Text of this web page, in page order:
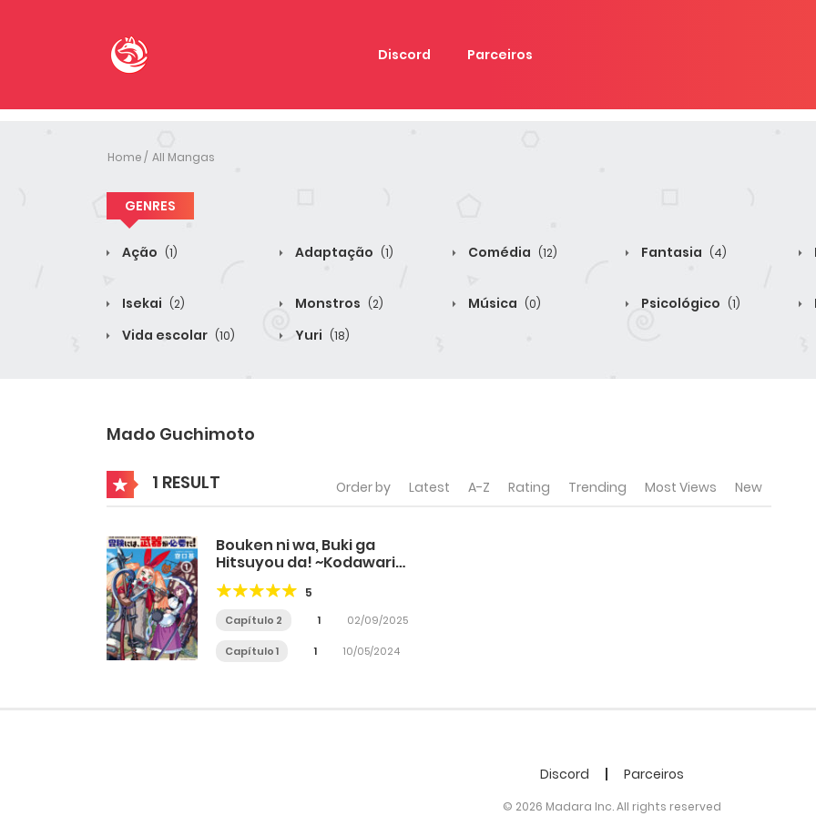
Discord Parceiros
Home All Mangas
GENRES
Ação (1) Adaptação (1) Comédia (12) Fantasia (4)
Isekai (2) Monstros (2) Música (0) Psicológico (1)
Vida escolar (10) Yuri (18)
Mado Guchimoto
1 RESULT Order by Latest A-Z Rating Trending Most Views New
Bouken ni wa, Buki ga
Hitsuyou da! ~Kodawari
Rudy no Kajiya Gurashi~
5
Capítulo 2 1 02/09/2025
Capítulo 1 1 10/05/2024
Discord Parceiros
© 2026 Madara Inc. All rights reserved